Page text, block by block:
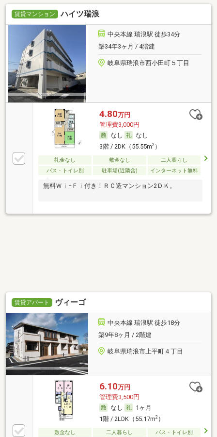
賃貸マンション ハイツ瑞浪
中央本線 瑞浪駅 徒歩34分
築34年3ヶ月 / 4階建
岐阜県瑞浪市西小田町５丁目
4.80万円
管理費3,000円
なし
なし
3階 / 2DK（55.55m2）
礼金なし 敷金なし
二人暮らし
バス・トイレ別
駐車場(近隣含) インターネット無料
無料Ｗｉ−Ｆｉ付き！ＲＣ造マンション2ＤＫ。
賃貸アパート ヴィーゴ
中央本線 瑞浪駅 徒歩18分
築9年8ヶ月 / 2階建
岐阜県瑞浪市上平町４丁目
6.10万円
管理費3,500円
なし
1ヶ月
1階 / 2LDK（55.17m2）
敷金なし 二人暮らし
バス・トイレ別